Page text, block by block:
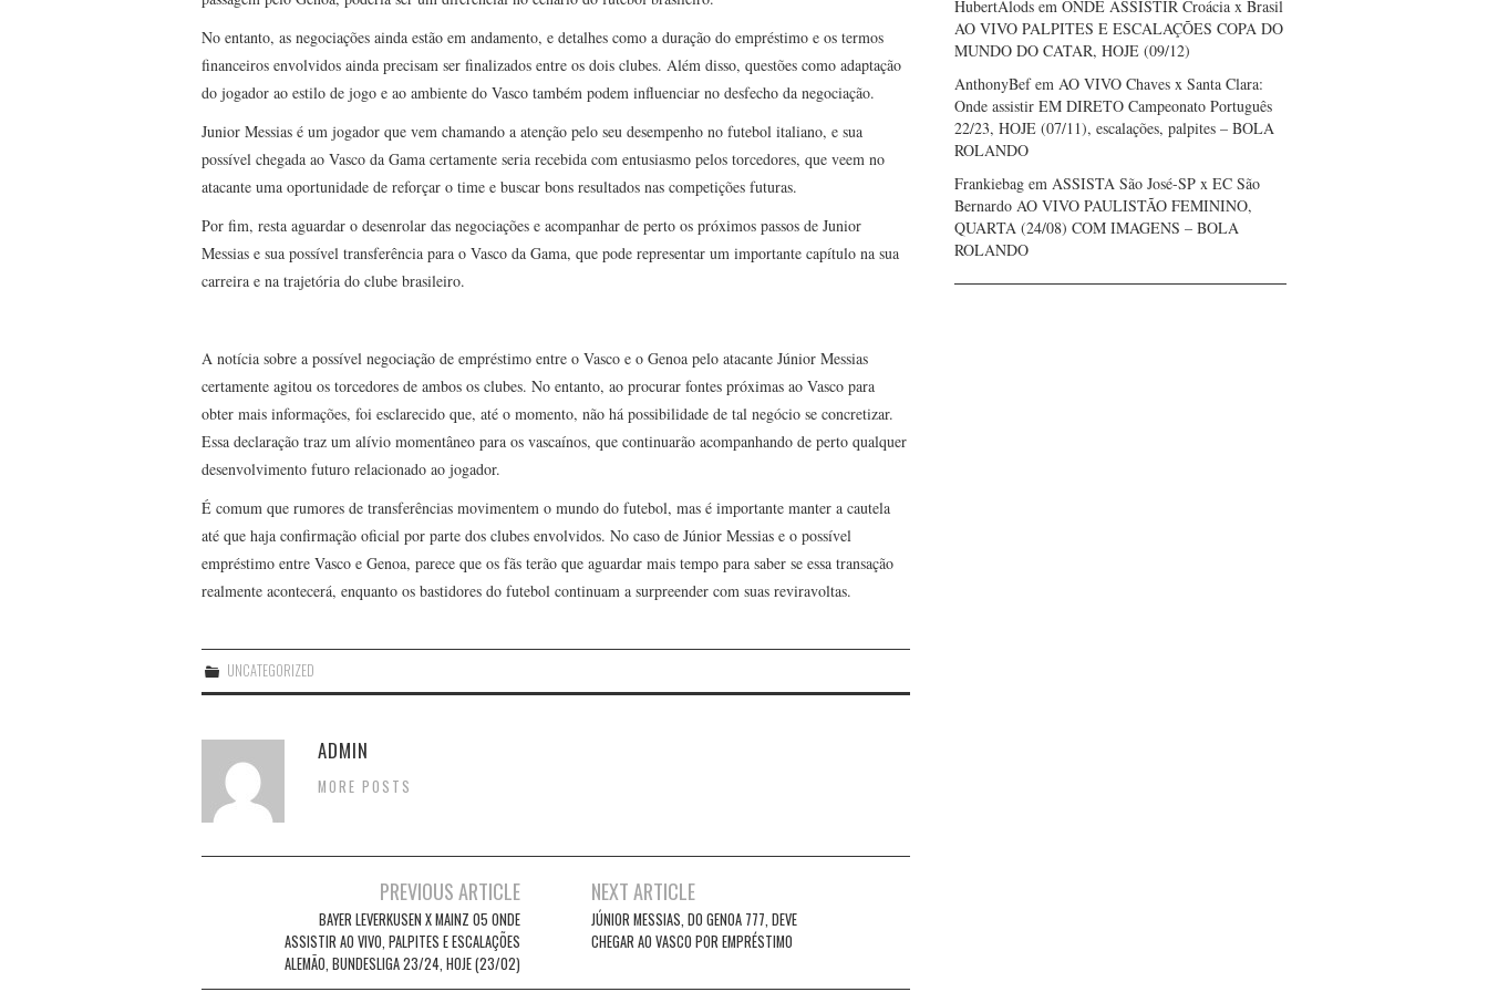
No entanto, as negociações ainda estão em andamento, e detalhes como a duração do empréstimo e os termos
financeiros envolvidos ainda precisam ser finalizados entre os dois clubes. Além disso, questões como adaptação
do jogador ao estilo de jogo e ao ambiente do Vasco também podem influenciar no desfecho da negociação.
Junior Messias é um jogador que vem chamando a atenção pelo seu desempenho no futebol italiano, e sua
possível chegada ao Vasco da Gama certamente seria recebida com entusiasmo pelos torcedores, que veem no
atacante uma oportunidade de reforçar o time e buscar bons resultados nas competições futuras.
Por fim, resta aguardar o desenrolar das negociações e acompanhar de perto os próximos passos de Junior
Messias e sua possível transferência para o Vasco da Gama, que pode representar um importante capítulo na sua
carreira e na trajetória do clube brasileiro.
A notícia sobre a possível negociação de empréstimo entre o Vasco e o Genoa pelo atacante Júnior Messias
certamente agitou os torcedores de ambos os clubes. No entanto, ao procurar fontes próximas ao Vasco para
obter mais informações, foi esclarecido que, até o momento, não há possibilidade de tal negócio se concretizar.
Essa declaração traz um alívio momentâneo para os vascaínos, que continuarão acompanhando de perto qualquer
desenvolvimento futuro relacionado ao jogador.
É comum que rumores de transferências movimentem o mundo do futebol, mas é importante manter a cautela
até que haja confirmação oficial por parte dos clubes envolvidos. No caso de Júnior Messias e o possível
empréstimo entre Vasco e Genoa, parece que os fãs terão que aguardar mais tempo para saber se essa transação
realmente acontecerá, enquanto os bastidores do futebol continuam a surpreender com suas reviravoltas.
UNCATEGORIZED
ADMIN
MORE POSTS
PREVIOUS ARTICLE
BAYER LEVERKUSEN X MAINZ 05 ONDE
ASSISTIR AO VIVO, PALPITES E ESCALAÇÕES
ALEMÃO, BUNDESLIGA 23/24, HOJE (23/02)
NEXT ARTICLE
JÚNIOR MESSIAS, DO GENOA 777, DEVE
CHEGAR AO VASCO POR EMPRÉSTIMO
HubertAlods em ONDE ASSISTIR Croácia x Brasil
AO VIVO PALPITES E ESCALAÇÕES COPA DO
MUNDO DO CATAR, HOJE (09/12)
AnthonyBefem AO VIVO Chaves x Santa Clara:
Onde assistir EM DIRETO Campeonato Português
22/23, HOJE (07/11), escalações, palpites – BOLA
ROLANDO
Frankiebag em ASSISTA São José-SP x EC São
Bernardo AO VIVO PAULISTÃO FEMININO,
QUARTA (24/08) COM IMAGENS – BOLA
ROLANDO